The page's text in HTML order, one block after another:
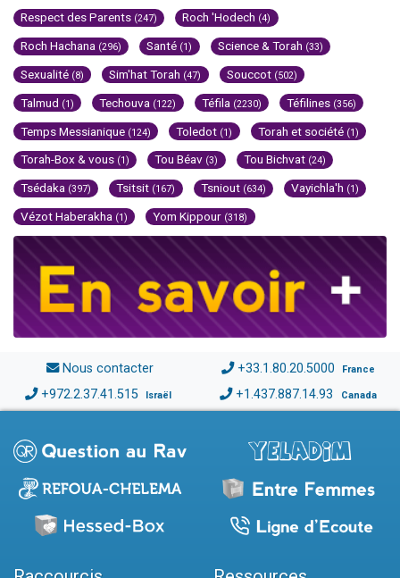
Respect des Parents (247) Roch 'Hodech (4)
Roch Hachana (296) Santé (1) Science & Torah (33)
Sexualité (8) Sim'hat Torah (47) Souccot (502)
Talmud (1) Techouva (122) Téfila (2230) Téfilines (356)
Temps Messianique (124) Toledot (1) Torah et société (1)
Torah-Box & vous (1) Tou Béav (3) Tou Bichvat (24)
Tsédaka (397) Tsitsit (167) Tsniout (634) Vayichla'h (1)
Vézot Haberakha (1) Yom Kippour (318)
Nous contacter +33.1.80.20.5000 France
+972.2.37.41.515 Israël +1.437.887.14.93 Canada